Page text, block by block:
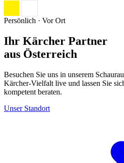
Persönlich · Vor Ort
Ihr Kärcher Partner
aus Österreich
Besuchen Sie uns in unserem
Kärcher-Vielfalt live und lassen Sie
kompetent beraten.
Unser Standort